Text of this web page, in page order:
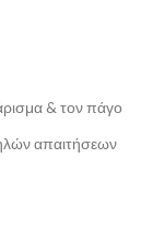
& τον πάγο
απαιτήσεων